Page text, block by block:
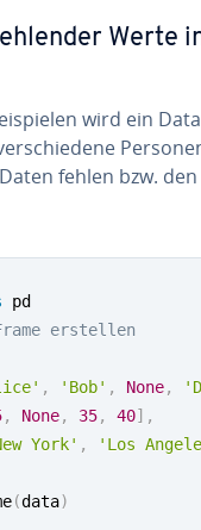
Werte
wird ein
fehlen bzw.
erstellen
, 'Bob' , None,
, None, 35, 40] ,
York' , 'Los
(data)